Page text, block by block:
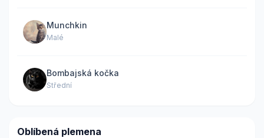
Munchkin
Malé
Bombajská kočka
Střední
Oblíbená plemena